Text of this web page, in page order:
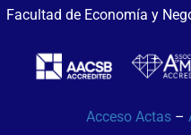
Facultad de Economía y
Acceso Actas –